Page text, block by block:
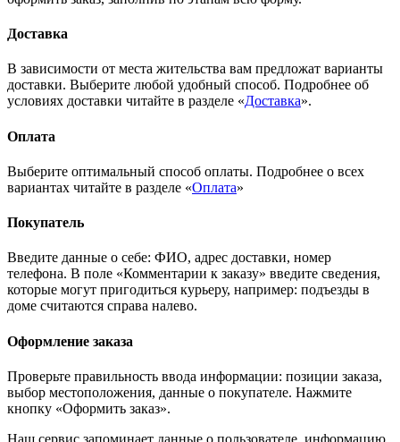
Доставка
В зависимости от места жительства вам предложат варианты
доставки. Выберите любой удобный способ. Подробнее об
условиях доставки читайте в разделе «Доставка».
Оплата
Выберите оптимальный способ оплаты. Подробнее о всех
вариантах читайте в разделе «Оплата»
Покупатель
Введите данные о себе: ФИО, адрес доставки, номер
телефона. В поле «Комментарии к заказу» введите сведения,
которые могут пригодиться курьеру, например: подъезды в
доме считаются справа налево.
Оформление заказа
Проверьте правильность ввода информации: позиции заказа,
выбор местоположения, данные о покупателе. Нажмите
кнопку «Оформить заказ».
Наш сервис запоминает данные о пользователе, информацию